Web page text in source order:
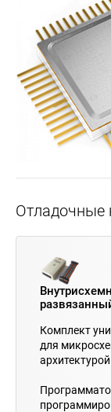
Отладочные
Комплект
для